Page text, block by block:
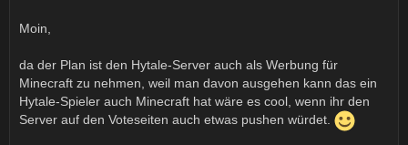
Moin,
da der Plan ist den Hytale-Server auch als Werbung für
Minecraft zu nehmen, weil man davon ausgehen kann das ein
Hytale-Spieler auch Minecraft hat wäre es cool, wenn ihr den
Server auf den Voteseiten auch etwas pushen würdet.